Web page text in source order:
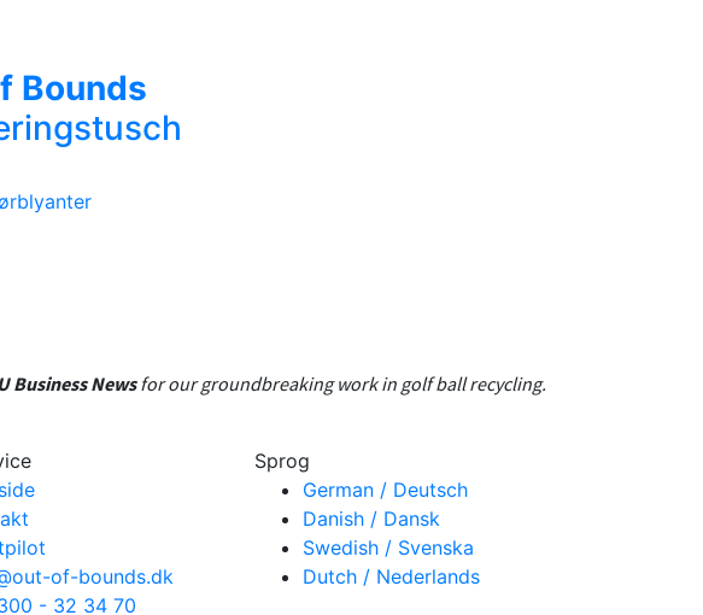
Bounds
blyanter
Business Newsfor our groundbreaking work in golf ball recycling.
of-bounds.dk
- 32 34 70
Sprog
German / Deutsch
Danish / Dansk
Swedish / Svenska
Dutch / Nederlands